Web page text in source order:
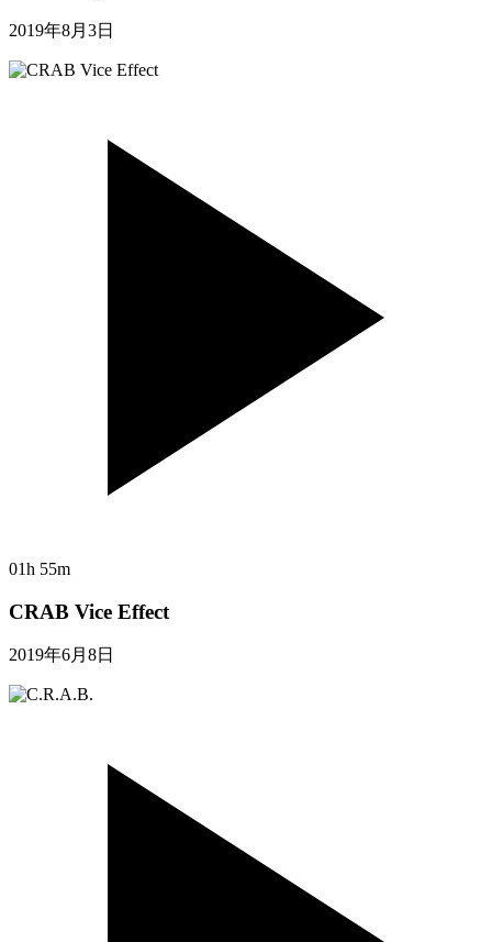
2019年8月3日
01h 55m
CRAB Vice Effect
2019年6月8日